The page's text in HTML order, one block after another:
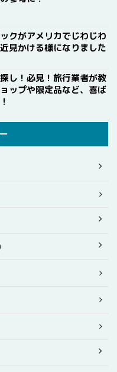
クがアメリカでじわじわ
見かける様になりました
し！必見！旅行業者が教
ップや限定品など、喜ば